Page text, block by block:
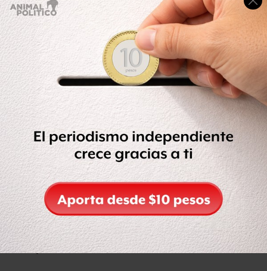
Mientras que en años pasados se atribuía la disminución
de números a la tala en la Reserva de la Biosfera Mariposa
Monarca, ahora se sabe que la principal causa del declive
es el incremento de los cultivos de maíz y soya
transgénicos en el Cinturón de maízde Estados Unidos,
que atraviesa la ruta migratoria del colorido insecto.
El glifosato en el herbicida usado para rociar los campos
transgénicos resulta fatal para el algodoncillo, única
planta de la que se alimenta la oruga monarca y misma
donde se reproduce.
Según las recomendaciones del simposio internacional
de la mariposa monarca, llevada a cabo en Morelia,
México, en octubre de 2013, y la de varios reconocidos
científicos, las acciones específicas deben incluir:
En EU y Canadá